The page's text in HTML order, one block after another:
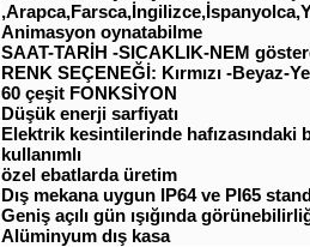
Animasyon oynatabilme
SAAT-TARİH -SICAKLIK-NEM
RENK SEÇENEĞİ: Kırmızı -Beyaz-
60 çeşit FONKSİYON
Düşük enerji sarfiyatı
Elektrik kesintilerinde hafızasındaki
kullanımlı
özel ebatlarda üretim
Dış mekana uygun IP64 ve PI65
Geniş açılı gün ışığında
Alüminyum dış kasa